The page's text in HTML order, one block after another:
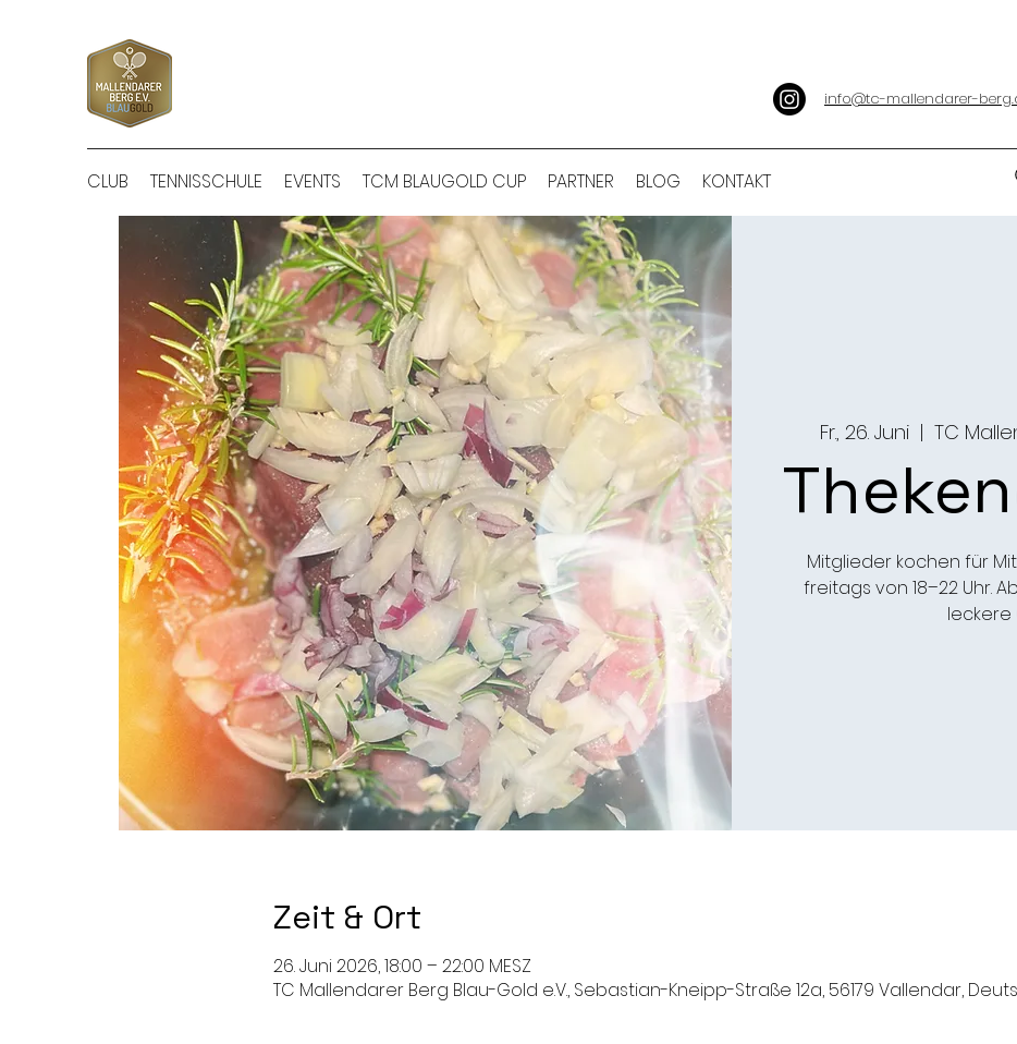
info@tc-mallendarer-
CLUB TENNISSCHULE EVENTS TCM BLAUGOLD CUP PARTNER BLOG KONTAKT
Fr., 26. Juni
  |
TC
Mitglieder kochen für
freitags von 18–22 Uhr.
leckere
Zeit & Ort
26. Juni 2026, 18:00 – 22:00 MESZ
TC Mallendarer Berg Blau-Gold e.V., Sebastian-Kneipp-Straße 12a, 56179 Vallendar,